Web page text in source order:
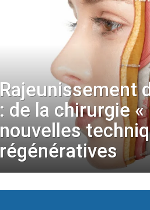
Rajeunissement
: de la chirurgie
nouvelles
régénératives